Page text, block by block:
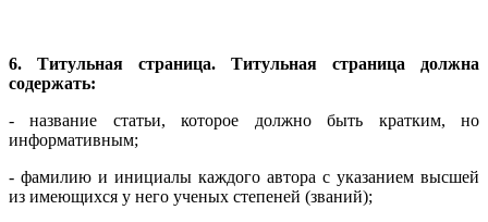
6. Титульная страница. Титульная страница должна
содержать:
- название статьи, которое должно быть кратким, но
информативным;
- фамилию и инициалы каждого автора с указанием высшей
из имеющихся у него ученых степеней (званий);